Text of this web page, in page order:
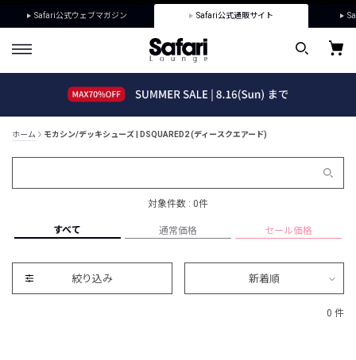
Safari公式ウェブマガジン Safari公式通販サイト
ホーム モカシン/デッキシューズ | DSQUARED2 (ディースクエアード)
対象件数 : 0件
すべて 通常価格 セール価格
絞り込み 新着順
0 件